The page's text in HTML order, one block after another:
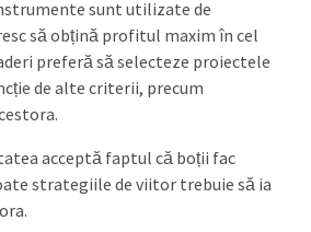
sunt utilizate de
să obțină profitul maxim în cel
preferă să selecteze proiectele
de alte criterii, precum
acceptă faptul că boții fac
strategiile de viitor trebuie să ia